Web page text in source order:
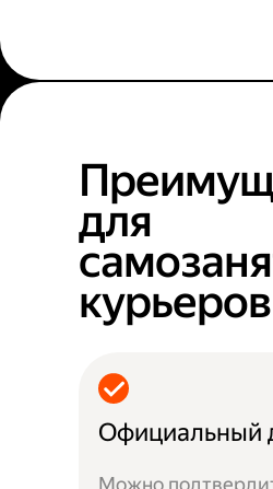
для
курьеров
Официальный
Можно